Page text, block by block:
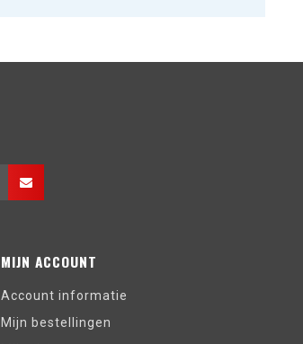
MIJN ACCOUNT
Account informatie
Mijn bestellingen